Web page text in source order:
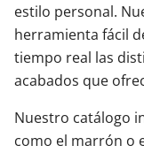
estilo personal.
herramienta fácil
tiempo real las
acabados que
Nuestro catálogo
como el marrón o